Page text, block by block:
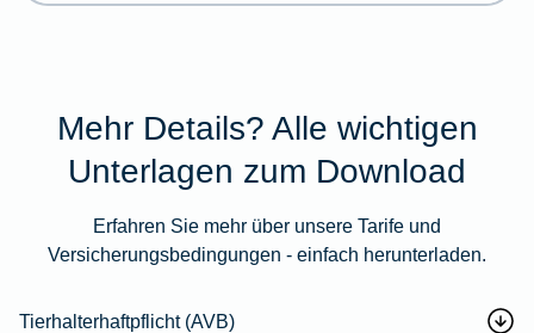
Mehr Details? Alle wichtigen
Unterlagen zum Download
Erfahren Sie mehr über unsere Tarife und
Versicherungsbedingungen - einfach herunterladen.
Tierhalterhaftpflicht (AVB)